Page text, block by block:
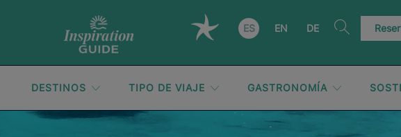
ES EN DE
DESTINOS TIPO DE VIAJE GASTRONOMÍA